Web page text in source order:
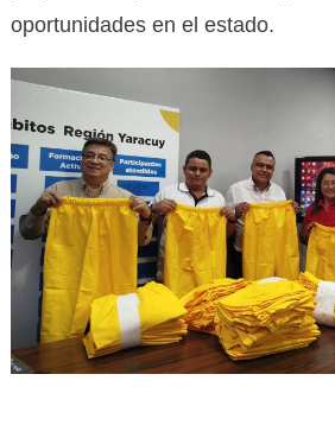
oportunidades en el estado.